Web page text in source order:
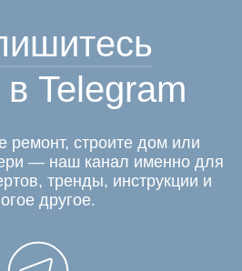
Telegram
ремонт, строите дом или
— наш канал именно для
тренды, инструкции и
другое.